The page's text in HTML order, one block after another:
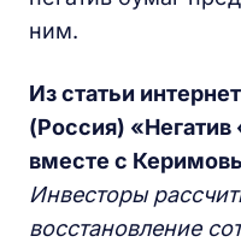
ним.
Из статьи
(Россия)
вместе с
Инвесторы
восстановление